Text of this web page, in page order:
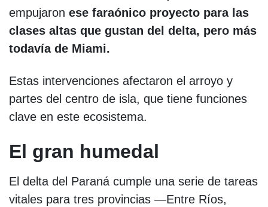
empujaron ese faraónico proyecto para las
clases altas que gustan del delta, pero más
todavía de Miami.
Estas intervenciones afectaron el arroyo y
partes del centro de isla, que tiene funciones
clave en este ecosistema.
El gran humedal
El delta del Paraná cumple una serie de tareas
vitales para tres provincias —Entre Ríos,